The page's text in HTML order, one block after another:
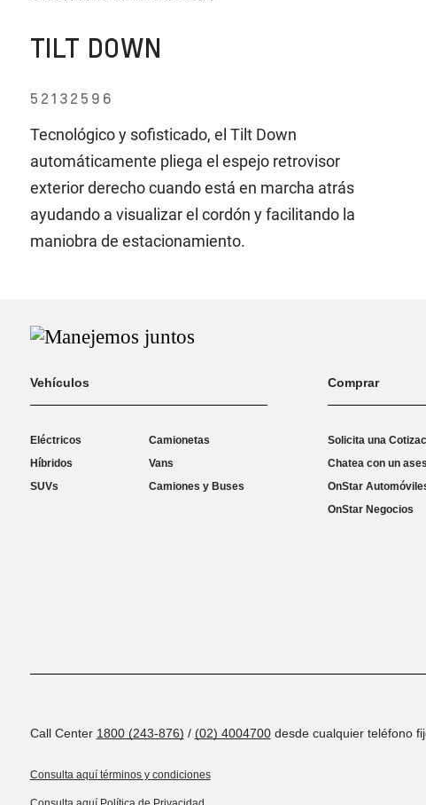
TILT DOWN
52132596
Tecnológico y sofisticado, el Tilt Down
automáticamente pliega el espejo retrovisor
exterior derecho cuando está en marcha atrás
ayudando a visualizar el cordón y facilitando la
maniobra de estacionamiento.